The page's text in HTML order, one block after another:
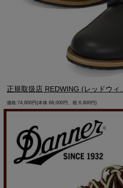
正規取扱店 REDWING (レッドウィ...
価格:74,800円(本体 68,000円、税 6,800円)